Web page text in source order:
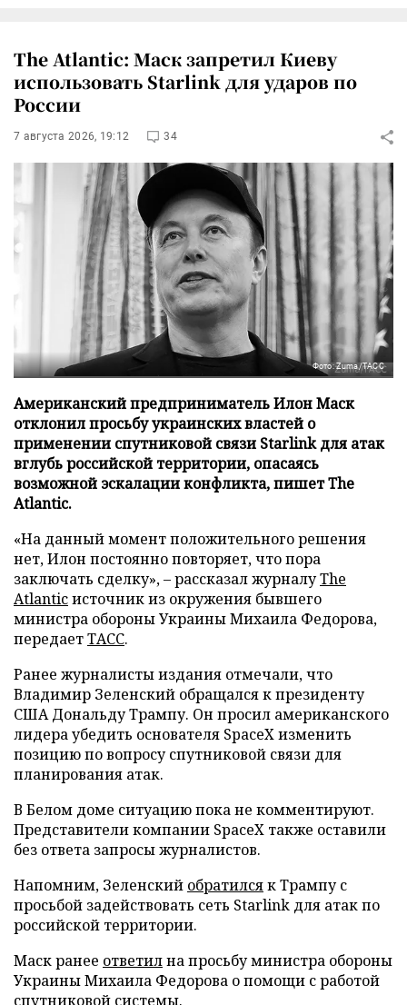
The Atlantic: Маск запретил Киеву
использовать Starlink для ударов по
России
7 августа 2026, 19:12 34
Фото: Zuma/ТАСС
Американский предприниматель Илон Маск
отклонил просьбу украинских властей о
применении спутниковой связи Starlink для атак
вглубь российской территории, опасаясь
возможной эскалации конфликта, пишет The
Atlantic.
«На данный момент положительного решения
нет, Илон постоянно повторяет, что пора
заключать сделку», – рассказал журналуThe
Atlanticисточник из окружения бывшего
министра обороны Украины Михаила Федорова,
передаетТАСС.
Ранее журналисты издания отмечали, что
Владимир Зеленский обращался к президенту
США Дональду Трампу. Он просил американского
лидера убедить основателя SpaceX изменить
позицию по вопросу спутниковой связи для
планирования атак.
В Белом доме ситуацию пока не комментируют.
Представители компании SpaceX также оставили
без ответа запросы журналистов.
Напомним, Зеленский обратилсяк Трампу с
просьбой задействовать сеть Starlink для атак по
российской территории.
Маск ранее ответилна просьбу министра обороны
Украины Михаила Федорова о помощи с работой
спутниковой системы.